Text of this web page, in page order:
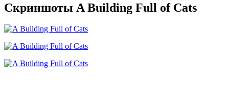
Скриншоты A Building Full of Cats